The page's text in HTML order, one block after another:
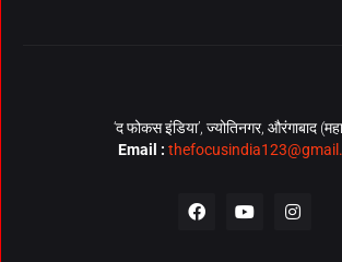
‘द फोकस इंडिया’, ज्योतिनगर, औरंगाबाद
Email :